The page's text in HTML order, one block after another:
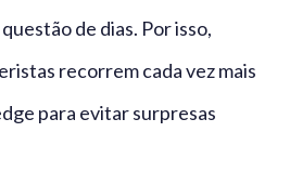
de dias. Por isso,
recorrem cada vez mais
para evitar surpresas